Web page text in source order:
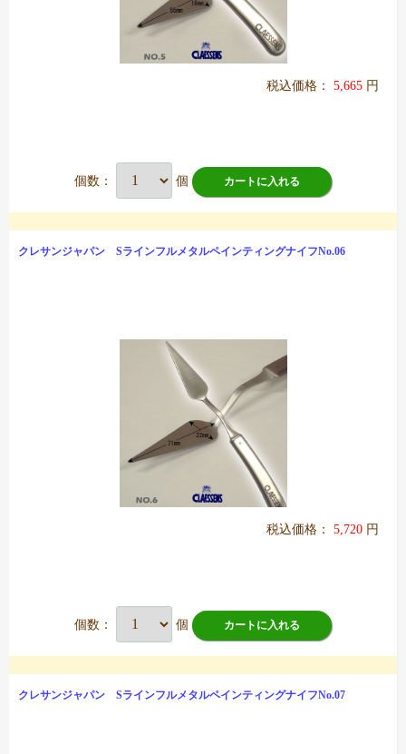
税込価格： 5,665 円
個数： 個 カートに入れる
クレサンジャパン SラインフルメタルペインティングナイフNo.06
税込価格： 5,720 円
個数： 個 カートに入れる
クレサンジャパン SラインフルメタルペインティングナイフNo.07